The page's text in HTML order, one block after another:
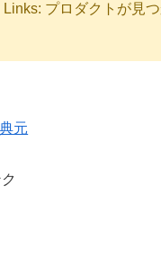
プロダクトが見つ
元